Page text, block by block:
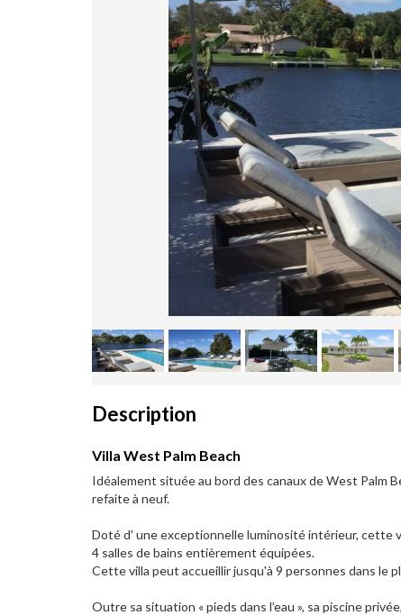
Description
Villa West Palm Beach
Idéalement située au bord des canaux de West Palm
refaite à neuf.
Doté d' une exceptionnelle luminosité intérieur, cette
4 salles de bains entièrement équipées.
Cette villa peut accueillir jusqu'à 9 personnes dans le
Outre sa situation « pieds dans l’eau », sa piscine